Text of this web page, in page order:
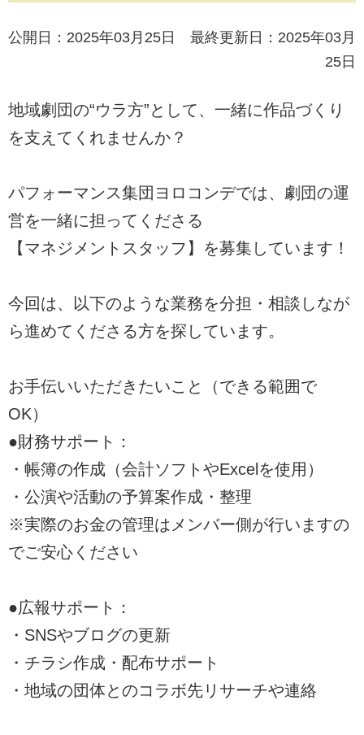
公開日：2025年03月25日 最終更新日：2025年03月
25日
地域劇団の“ウラ方”として、一緒に作品づくり
を支えてくれませんか？
パフォーマンス集団ヨロコンデでは、劇団の運
営を一緒に担ってくださる
【マネジメントスタッフ】を募集しています！
今回は、以下のような業務を分担・相談しなが
ら進めてくださる方を探しています。
お手伝いいただきたいこと（できる範囲で
OK）
●財務サポート：
・帳簿の作成（会計ソフトやExcelを使用）
・公演や活動の予算案作成・整理
※実際のお金の管理はメンバー側が行いますの
でご安心ください
●広報サポート：
・SNSやブログの更新
・チラシ作成・配布サポート
・地域の団体とのコラボ先リサーチや連絡